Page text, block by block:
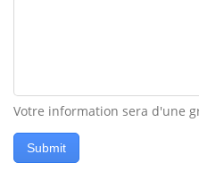
Votre information sera d'une
Submit